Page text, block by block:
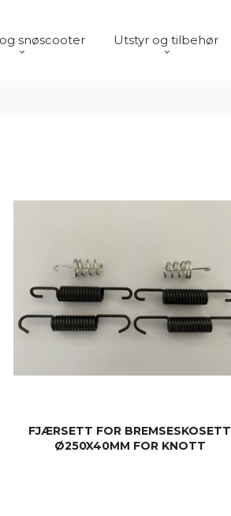
og snøscooter Utstyr og tilbehør
FJÆRSETT FOR BREMSESKOSETT
Ø250X40MM FOR KNOTT